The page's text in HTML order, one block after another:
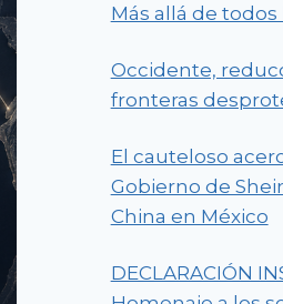
Más allá de
Occidente,
fronteras
El cauteloso
Gobierno de
China en México
DECLARACIÓN